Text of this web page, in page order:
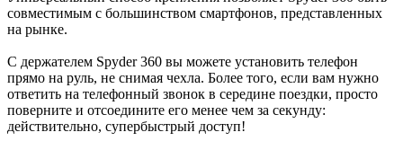
совместимым с большинством смартфонов, представленных
на рынке.
С держателем Spyder 360 вы можете установить телефон
прямо на руль, не снимая чехла. Более того, если вам нужно
ответить на телефонный звонок в середине поездки, просто
поверните и отсоедините его менее чем за секунду:
действительно, супербыстрый доступ!